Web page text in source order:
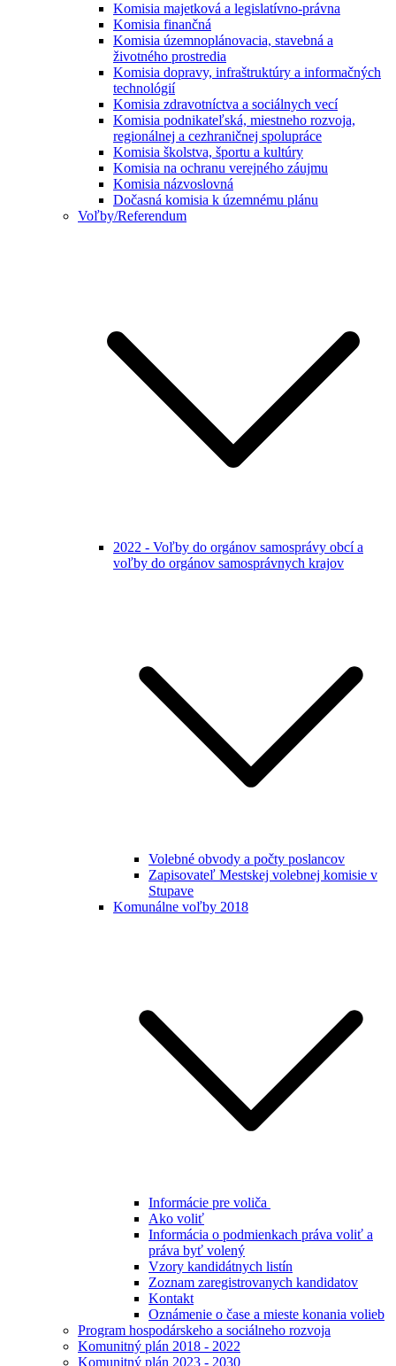
Komisia majetková a legislatívno-právna
Komisia finančná
Komisia územnoplánovacia, stavebná a
životného prostredia
Komisia dopravy, infraštruktúry a informačných
technológií
Komisia zdravotníctva a sociálnych vecí
Komisia podnikateľská, miestneho rozvoja,
regionálnej a cezhraničnej spolupráce
Komisia školstva, športu a kultúry
Komisia na ochranu verejného záujmu
Komisia názvoslovná
Dočasná komisia k územnému plánu
Voľby/Referendum
2022 - Voľby do orgánov samosprávy obcí a
voľby do orgánov samosprávnych krajov
Volebné obvody a počty poslancov
Zapisovateľ Mestskej volebnej komisie v
Stupave
Komunálne voľby 2018
Informácie pre voliča
Ako voliť
Informácia o podmienkach práva voliť a
práva byť volený
Vzory kandidátnych listín
Zoznam zaregistrovanych kandidatov
Kontakt
Oznámenie o čase a mieste konania volieb
Program hospodárskeho a sociálneho rozvoja
Komunitný plán 2018 - 2022
Komunitný plán 2023 - 2030